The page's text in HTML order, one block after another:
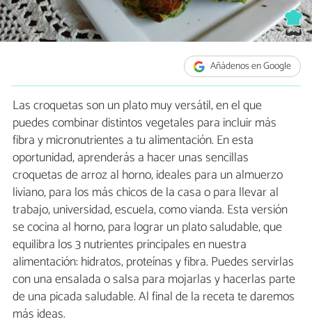
Añádenos en Google
Las croquetas son un plato muy versátil, en el que
puedes combinar distintos vegetales para incluir más
fibra y micronutrientes a tu alimentación. En esta
oportunidad, aprenderás a hacer unas sencillas
croquetas de arroz al horno, ideales para un almuerzo
liviano, para los más chicos de la casa o para llevar al
trabajo, universidad, escuela, como vianda. Esta versión
se cocina al horno, para lograr un plato saludable, que
equilibra los 3 nutrientes principales en nuestra
alimentación: hidratos, proteínas y fibra. Puedes servirlas
con una ensalada o salsa para mojarlas y hacerlas parte
de una picada saludable. Al final de la receta te daremos
más ideas.